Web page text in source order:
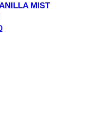
MIST
Harga